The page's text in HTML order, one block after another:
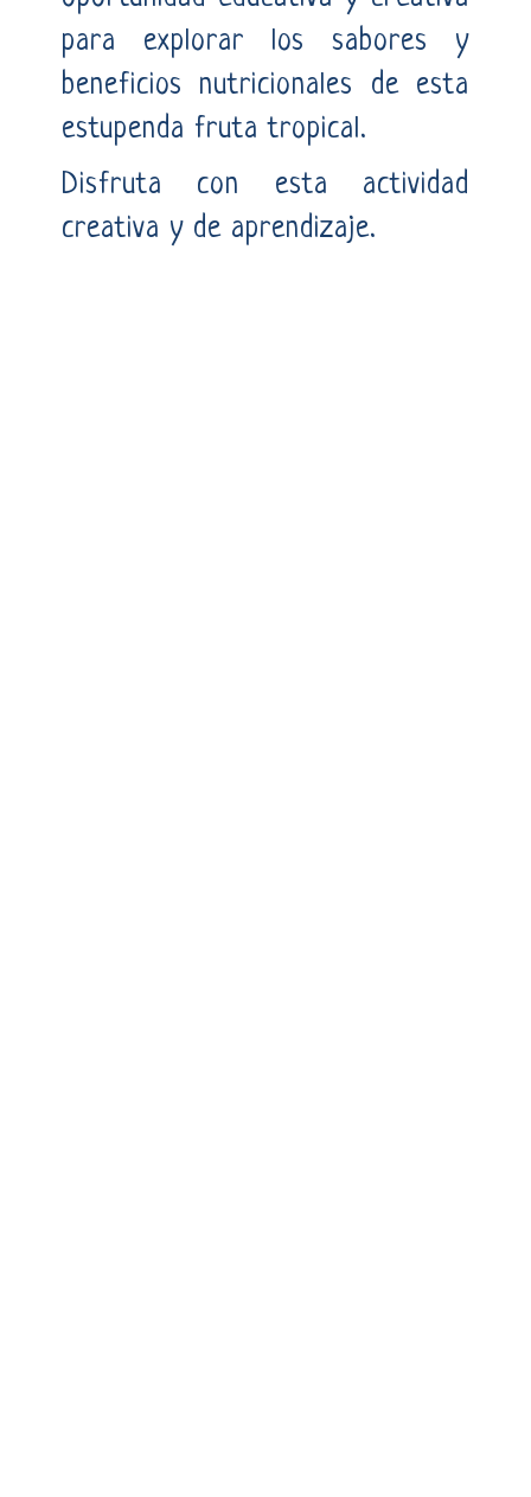
para explorar los sabores y
beneficios nutricionales de esta
estupenda fruta tropical.
Disfruta con esta actividad
creativa y de aprendizaje.